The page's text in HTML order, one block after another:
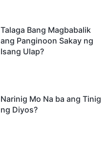
Talaga Bang Magbabalik
ang Panginoon Sakay ng
Isang Ulap?
Narinig Mo Na ba ang Tinig
ng Diyos?